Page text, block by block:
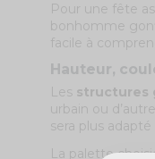
Pour une fête
bonhomme
facile à
Hauteur,
Les structures
urbain ou
sera plus
La palette